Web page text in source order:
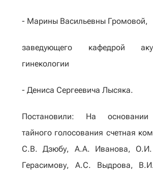
- Марины Васильевны Громовой,
заведующего кафедрой
гинекологии
- Дениса Сергеевича Лысяка.
Постановили: На основании
тайного голосования счетная
С.В. Дзюбу, А.А. Иванова, О.И.
Герасимову, А.С. Выдрова,